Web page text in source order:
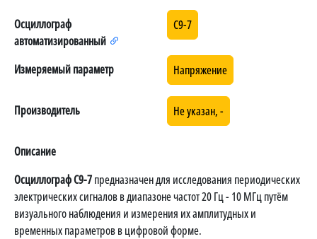
Осциллограф
автоматизированный
С9-7
Измеряемый параметр Напряжение
Производитель Не указан, -
Описание
Осциллограф С9-7предназначен для исследования периодических
электрических сигналов в диапазоне частот 20 Гц - 10 МГц путём
визуального наблюдения и измерения их амплитудных и
временных параметров в цифровой форме.